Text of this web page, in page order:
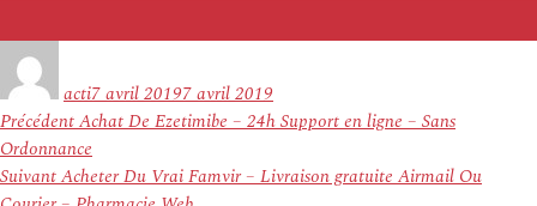
actile
7 avril 20197 avril 2019
Navigation
de
l’article
PrécédentArticle
précédent :
Achat De Ezetimibe – 24h Support en ligne – Sans
Ordonnance
SuivantArticle
Acheter Du Vrai Famvir – Livraison gratuite Airmail Ou